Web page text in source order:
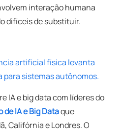
interação humana
difíceis de substituir.
artificial física levanta
para sistemas autônomos.
IA e big data com líderes do
de IA e Big Dataque
Califórnia e Londres. O